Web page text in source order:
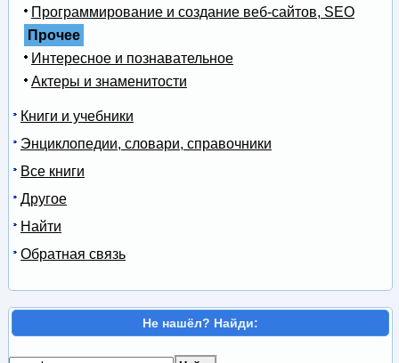
Программирование и создание веб-сайтов, SEO
Прочее
Интересное и познавательное
Актеры и знаменитости
Книги и учебники
Энциклопедии, словари, справочники
Все книги
Другое
Найти
Обратная связь
Не нашёл? Найди: